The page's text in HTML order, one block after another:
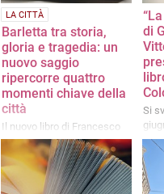
LA CITTÀ
Barletta tra storia,
gloria e tragedia: un
nuovo saggio
ripercorre quattro
momenti chiave della
città
Il nuovo libro di Francesco
Pinto intitolato "Di Sangue e
d’Oro. Quattro tappe nella
storia di Barletta”
di
Si